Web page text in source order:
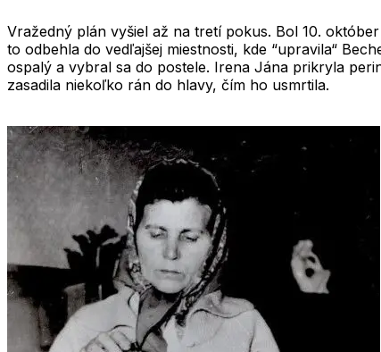
Vražedný plán vyšiel až na tretí pokus. Bol 10. október
to odbehla do vedľajšej miestnosti, kde “upravila“
ospalý a vybral sa do postele. Irena Jána prikryla
zasadila niekoľko rán do hlavy, čím ho usmrtila.